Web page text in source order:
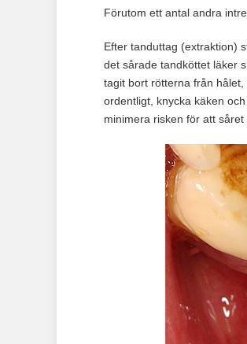
Förutom ett antal andra
Efter tanduttag (extraktion)
det sårade tandköttet läker
tagit bort rötterna från
ordentligt, knycka käken
minimera risken för att såret